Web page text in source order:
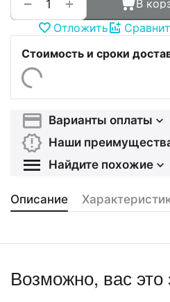
−
В
Отложить
Стоимость и сроки
Варианты оплаты
Наши
Найдите похожие
Описание
Возможно, вас это